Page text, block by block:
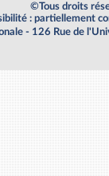
©Tous droits
: partiellement
- 126 Rue de